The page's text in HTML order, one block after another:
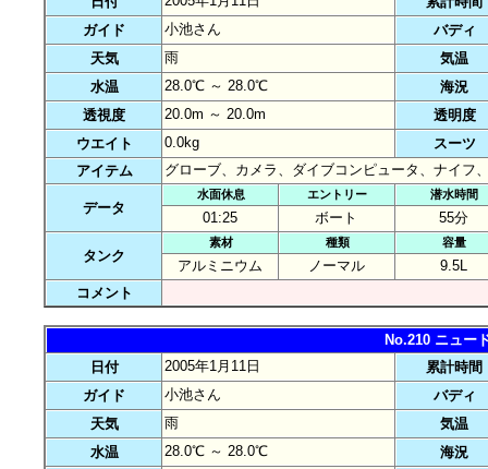
ガイド
小池さん
バディ
天気
雨
気温
水温
28.0℃ ～ 28.0℃
海況
透視度
20.0m ～ 20.0m
透明度
ウエイト
0.0kg
スーツ
アイテム
グローブ、カメラ、ダイブコンピュータ、ナイフ
データ
水面休息 エントリー 潜水時間
01:25 ボート 55分
タンク
素材 種類 容量
アルミニウム ノーマル
9.5L
コメント
No.210 ニュー
日付
2005年1月11日
累計時間
ガイド
小池さん
バディ
天気
雨
気温
水温
28.0℃ ～ 28.0℃
海況